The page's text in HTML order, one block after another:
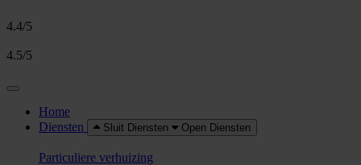
4.4/5
4.5/5
Home
Diensten
Sluit Diensten Open Diensten
Particuliere verhuizing